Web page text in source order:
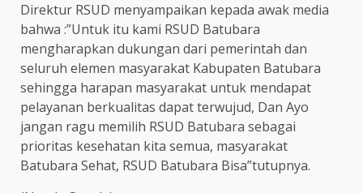
Direktur RSUD menyampaikan kepada awak media
bahwa :”Untuk itu kami RSUD Batubara
mengharapkan dukungan dari pemerintah dan
seluruh elemen masyarakat Kabupaten Batubara
sehingga harapan masyarakat untuk mendapat
pelayanan berkualitas dapat terwujud, Dan Ayo
jangan ragu memilih RSUD Batubara sebagai
prioritas kesehatan kita semua, masyarakat
Batubara Sehat, RSUD Batubara Bisa”tutupnya.